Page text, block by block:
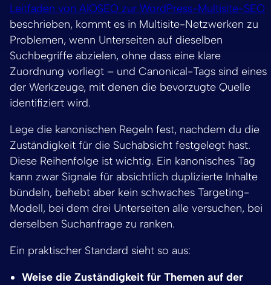
Leitfaden von AIOSEO zur WordPress-Multisite-SEO
beschrieben, kommt es in Multisite-Netzwerken zu
Problemen, wenn Unterseiten auf dieselben
Suchbegriffe abzielen, ohne dass eine klare
Zuordnung vorliegt – und Canonical-Tags sind eines
der Werkzeuge, mit denen die bevorzugte Quelle
identifiziert wird.
Lege die kanonischen Regeln fest, nachdem du die
Zuständigkeit für die Suchabsicht festgelegt hast.
Diese Reihenfolge ist wichtig. Ein kanonisches Tag
kann zwar Signale für absichtlich duplizierte Inhalte
bündeln, behebt aber kein schwaches Targeting-
Modell, bei dem drei Unterseiten alle versuchen, bei
derselben Suchanfrage zu ranken.
Ein praktischer Standard sieht so aus:
Weise die Zuständigkeit für Themen auf der